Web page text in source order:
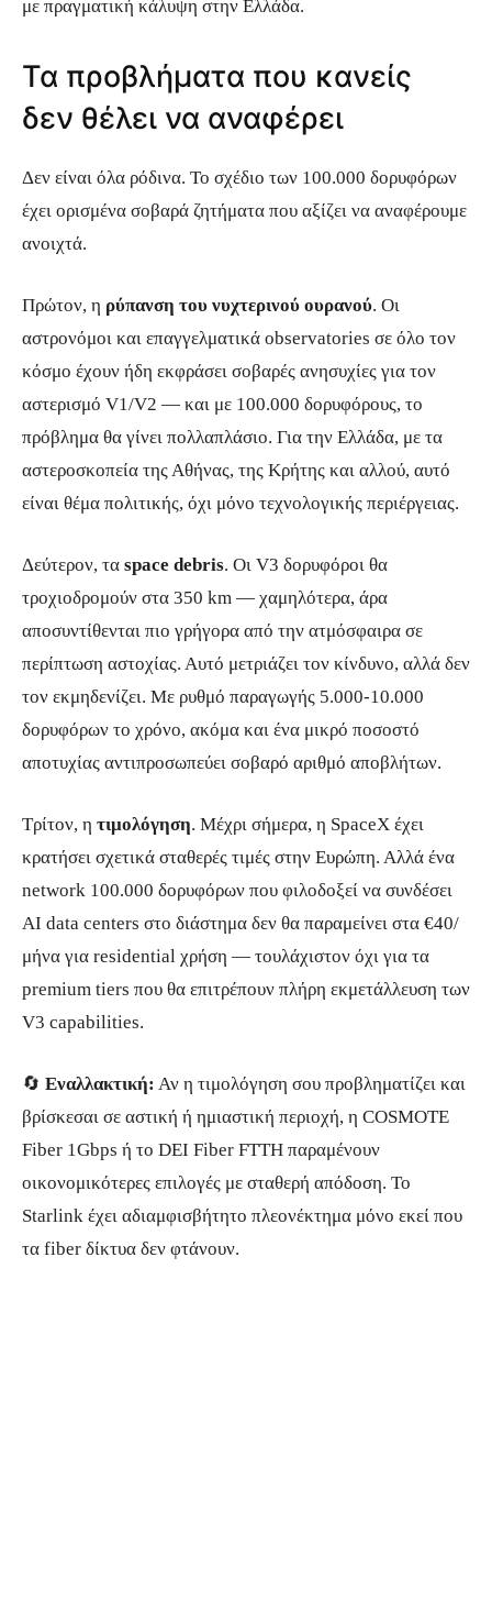
με πραγματική κάλυψη στην Ελλάδα.
Τα προβλήματα που κανείς
δεν θέλει να αναφέρει
Δεν είναι όλα ρόδινα. Το σχέδιο των 100.000 δορυφόρων
έχει ορισμένα σοβαρά ζητήματα που αξίζει να αναφέρουμε
ανοιχτά.
Πρώτον, η ρύπανση του νυχτερινού ουρανού. Οι
αστρονόμοι και επαγγελματικά observatories σε όλο τον
κόσμο έχουν ήδη εκφράσει σοβαρές ανησυχίες για τον
αστερισμό V1/V2 — και με 100.000 δορυφόρους, το
πρόβλημα θα γίνει πολλαπλάσιο. Για την Ελλάδα, με τα
αστεροσκοπεία της Αθήνας, της Κρήτης και αλλού, αυτό
είναι θέμα πολιτικής, όχι μόνο τεχνολογικής περιέργειας.
Δεύτερον, τα space debris. Οι V3 δορυφόροι θα
τροχιοδρομούν στα 350 km — χαμηλότερα, άρα
αποσυντίθενται πιο γρήγορα από την ατμόσφαιρα σε
περίπτωση αστοχίας. Αυτό μετριάζει τον κίνδυνο, αλλά δεν
τον εκμηδενίζει. Με ρυθμό παραγωγής 5.000-10.000
δορυφόρων το χρόνο, ακόμα και ένα μικρό ποσοστό
αποτυχίας αντιπροσωπεύει σοβαρό αριθμό αποβλήτων.
Τρίτον, η τιμολόγηση. Μέχρι σήμερα, η SpaceX έχει
κρατήσει σχετικά σταθερές τιμές στην Ευρώπη. Αλλά ένα
network 100.000 δορυφόρων που φιλοδοξεί να συνδέσει
AI data centers στο διάστημα δεν θα παραμείνει στα €40/
μήνα για residential χρήση — τουλάχιστον όχι για τα
premium tiers που θα επιτρέπουν πλήρη εκμετάλλευση των
V3 capabilities.
🔄 Εναλλακτική: Αν η τιμολόγηση σου προβληματίζει και
βρίσκεσαι σε αστική ή ημιαστική περιοχή, η COSMOTE
Fiber 1Gbps ή το DEI Fiber FTTH παραμένουν
οικονομικότερες επιλογές με σταθερή απόδοση. Το
Starlink έχει αδιαμφισβήτητο πλεονέκτημα μόνο εκεί που
τα fiber δίκτυα δεν φτάνουν.